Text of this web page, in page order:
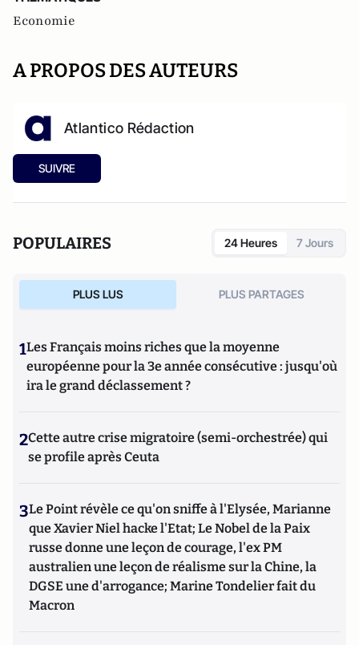
Economie
A PROPOS DES AUTEURS
Atlantico Rédaction
SUIVRE
POPULAIRES 24 Heures 7 Jours
PLUS LUS PLUS PARTAGES
1Les Français moins riches que la moyenne
européenne pour la 3e année consécutive : jusqu'où
ira le grand déclassement ?
2Cette autre crise migratoire (semi-orchestrée) qui
se profile après Ceuta
3Le Point révèle ce qu'on sniffe à l'Elysée, Marianne
que Xavier Niel hacke l'Etat; Le Nobel de la Paix
russe donne une leçon de courage, l'ex PM
australien une leçon de réalisme sur la Chine, la
DGSE une d'arrogance; Marine Tondelier fait du
Macron